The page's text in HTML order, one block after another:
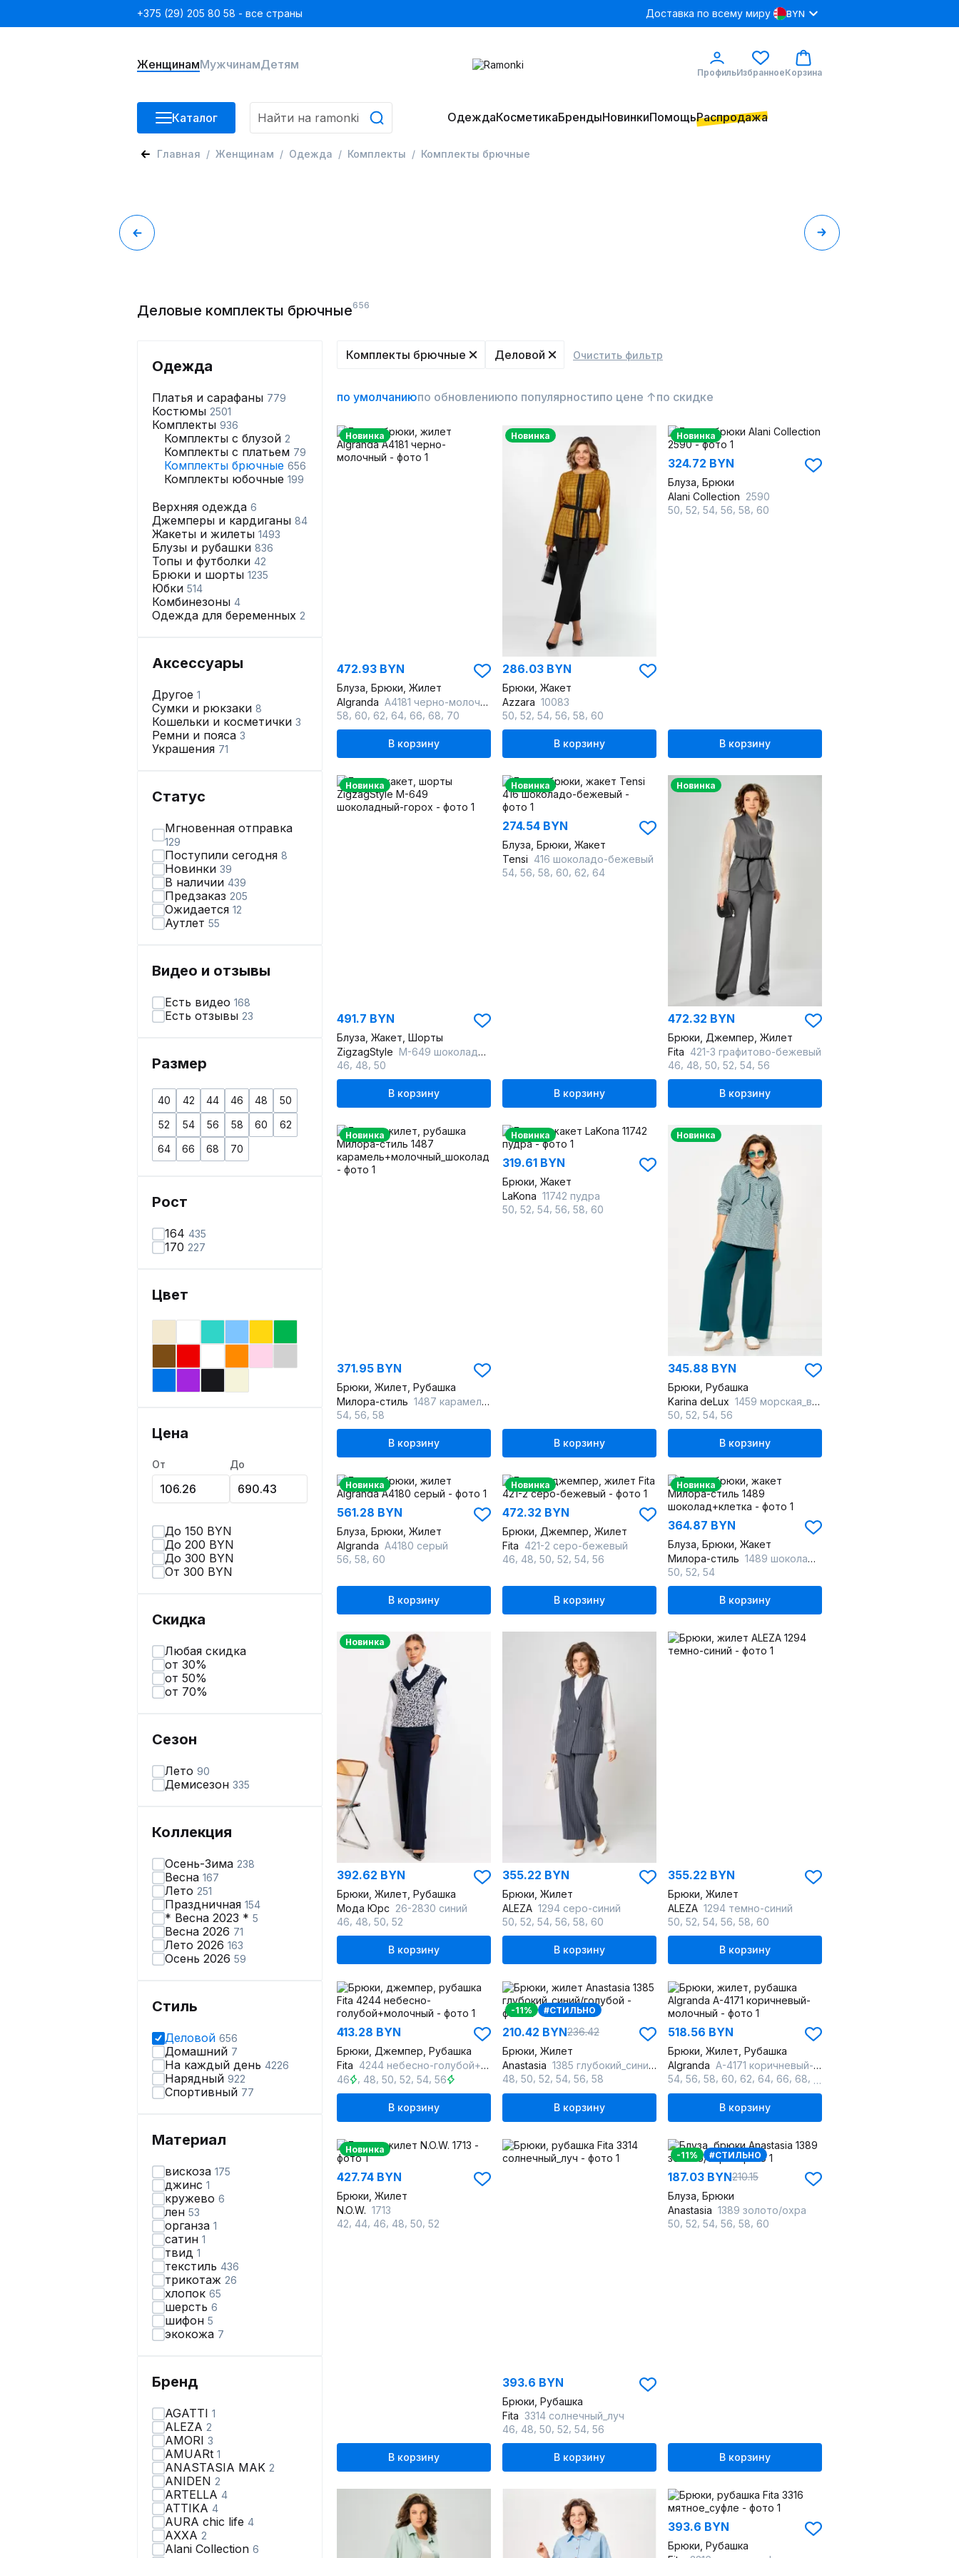
+375 (29) 205 80 58 - все страны Доставка по всему миру BYN
ЖенщинамМужчинамДетям
ПрофильИзбранноеКорзина
Каталог ОдеждаКосметикаБрендыНовинкиПомощьРаспродажа
Главная Женщинам Одежда Комплекты Комплекты брючные
Деловые комплекты брючные656
Одежда
Платья и сарафаны 779
Костюмы 2501
Комплекты 936
Комплекты с блузой 2
Комплекты с платьем 79
Комплекты брючные 656
Комплекты юбочные 199
Верхняя одежда 6
Джемперы и кардиганы 84
Жакеты и жилеты 1493
Блузы и рубашки 836
Топы и футболки 42
Брюки и шорты 1235
Юбки 514
Комбинезоны 4
Одежда для беременных 2
Аксессуары
Другое 1
Сумки и рюкзаки 8
Кошельки и косметички 3
Ремни и пояса 3
Украшения 71
Статус
Мгновенная отправка
129
Поступили сегодня 8
Новинки 39
В наличии 439
Предзаказ 205
Ожидается 12
Аутлет 55
Видео и отзывы
Есть видео 168
Есть отзывы 23
Размер
40 42 44 46 48
50
52
54 56 58 60
62
64
66 68 70
Рост
164 435
170 227
Цвет
Цена
От До
До 150 BYN
До 200 BYN
До 300 BYN
От 300 BYN
Скидка
Любая скидка
от 30%
от 50%
от 70%
Сезон
Лето 90
Демисезон 335
Коллекция
Осень-Зима 238
Весна 167
Лето 251
Праздничная 154
* Весна 2023 * 5
Весна 2026 71
Лето 2026 163
Осень 2026 59
Стиль
Деловой 656
Домашний 7
На каждый день 4226
Нарядный 922
Спортивный 77
Материал
вискоза 175
джинс 1
кружево 6
лен 53
органза 1
сатин 1
твид 1
текстиль 436
трикотаж 26
хлопок 65
шерсть 6
шифон 5
экокожа 7
Бренд
AGATTI 1
ALEZA 2
AMORI 3
AMUARt 1
ANASTASIA MAK 2
ANIDEN 2
ARTELLA 4
ATTIKA 4
AURA chic life 4
AXXA 2
Alani Collection 6
Комплекты брючные Деловой Очистить фильтр
по умолчаниюпо обновлениюпо популярностипо цене ↑по скидке
Новинка
472.93 BYN
Блуза, Брюки, Жилет
Algranda А4181 черно-молочный
58 60 62 64 66 68 70
В корзину
Новинка
286.03 BYN
Брюки, Жакет
Azzara 10083
50 52 54 56 58 60
В корзину
Новинка
324.72 BYN
Блуза, Брюки
Alani Collection 2590
50 52 54 56 58 60
В корзину
Новинка
491.7 BYN
Блуза, Жакет, Шорты
ZigzagStyle М-649 шоколадный-горох
46 48 50
В корзину
Новинка
274.54 BYN
Блуза, Брюки, Жакет
Tensi 416 шоколадо-бежевый
54 56 58 60 62 64
В корзину
Новинка
472.32 BYN
Брюки, Джемпер, Жилет
Fita 421-3 графитово-бежевый
46 48 50 52 54 56
В корзину
Новинка
371.95 BYN
Брюки, Жилет, Рубашка
Милора-стиль 1487 карамель+молочный_шоколад
54 56 58
В корзину
Новинка
319.61 BYN
Брюки, Жакет
LaKona 11742 пудра
50 52 54 56 58 60
В корзину
Новинка
345.88 BYN
Брюки, Рубашка
Karina deLux 1459 морская_волна
50 52 54 56
В корзину
Новинка
561.28 BYN
Блуза, Брюки, Жилет
Algranda А4180 серый
56 58 60
В корзину
Новинка
472.32 BYN
Брюки, Джемпер, Жилет
Fita 421-2 серо-бежевый
46 48 50 52 54 56
В корзину
Новинка
364.87 BYN
Блуза, Брюки, Жакет
Милора-стиль 1489 шоколад+клетка
50 52 54
В корзину
Новинка
392.62 BYN
Брюки, Жилет, Рубашка
Мода Юрс 26-2830 синий
46 48 50 52
В корзину
355.22 BYN
Брюки, Жилет
ALEZA 1294 серо-синий
50 52 54 56 58 60
В корзину
355.22 BYN
Брюки, Жилет
ALEZA 1294 темно-синий
50 52 54 56 58 60
В корзину
413.28 BYN
Брюки, Джемпер, Рубашка
Fita 4244 небесно-голубой+молочный
46
48 ,50 ,52 ,54 ,56
В корзину
-11% #СТИЛЬНО
210.42 BYN236.42
Брюки, Жилет
Anastasia 1385 глубокий_синий/голубой
48 50 52 54 56 58
В корзину
518.56 BYN
Брюки, Жилет, Рубашка
Algranda А-4171 коричневый-молочный
54 56 58 60 62 64 66 68
В корзину
Новинка
427.74 BYN
Брюки, Жилет
N.O.W. 1713
42 44 46 48 50 52
В корзину
393.6 BYN
Брюки, Рубашка
Fita 3314 солнечный_луч
46 48 50 52 54 56
В корзину
-11% #СТИЛЬНО
187.03 BYN210.15
Блуза, Брюки
Anastasia 1389 золото/охра
50 52 54 56 58 60
В корзину
393.6 BYN
Брюки, Рубашка